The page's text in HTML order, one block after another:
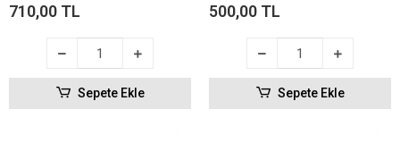
710,00 TL
Sepete Ekle
500,00 TL
Sepete Ekle